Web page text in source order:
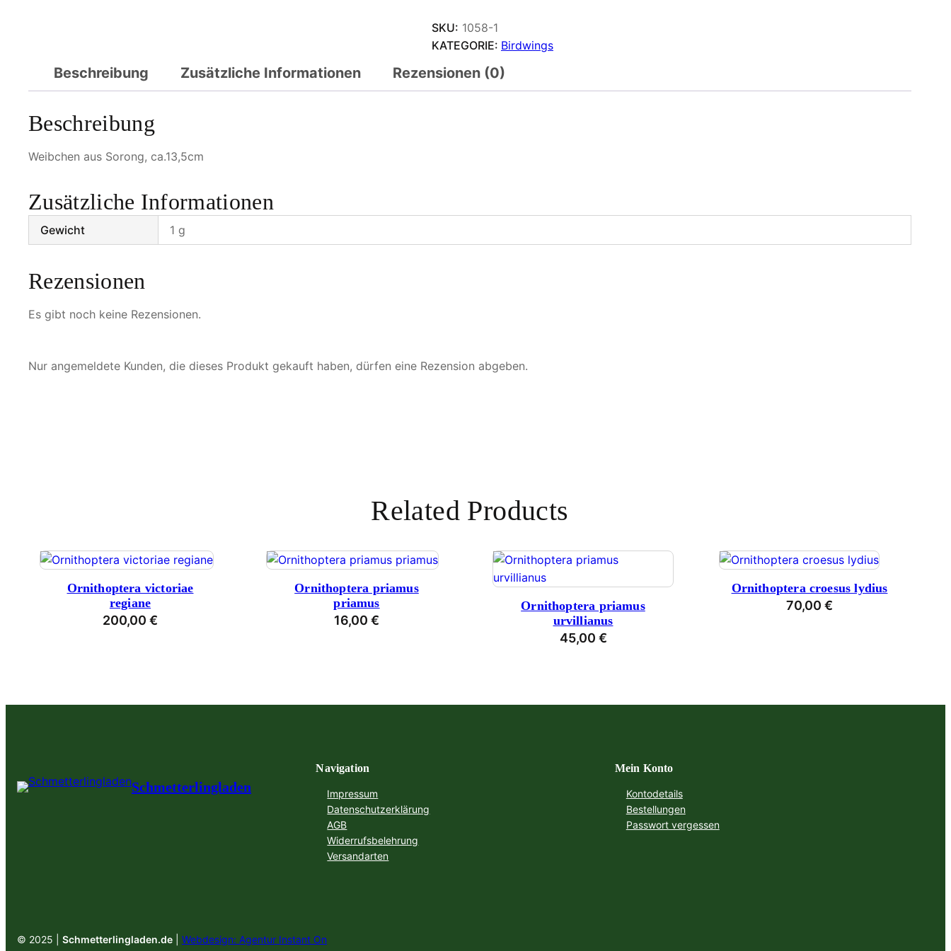
SKU: 1058-1
KATEGORIE: Birdwings
Beschreibung Zusätzliche Informationen Rezensionen (0)
Beschreibung
Weibchen aus Sorong, ca.13,5cm
Zusätzliche Informationen
Gewicht 1 g
Rezensionen
Es gibt noch keine Rezensionen.
Nur angemeldete Kunden, die dieses Produkt gekauft haben, dürfen eine Rezension abgeben.
Related Products
Ornithoptera victoriae
regiane
200,00 €
Ornithoptera priamus
priamus
16,00 €
Ornithoptera priamus
urvillianus
45,00 €
Ornithoptera croesus lydius
70,00 €
Schmetterlingladen
Navigation
Impressum
Datenschutzerklärung
AGB
Widerrufsbelehrung
Versandarten
Mein Konto
Kontodetails
Bestellungen
Passwort vergessen
© 2025 | Schmetterlingladen.de Webdesign: Agentur Instant On